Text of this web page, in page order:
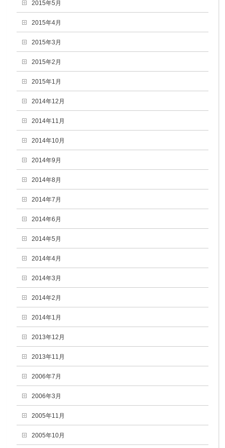
2015年5月
2015年4月
2015年3月
2015年2月
2015年1月
2014年12月
2014年11月
2014年10月
2014年9月
2014年8月
2014年7月
2014年6月
2014年5月
2014年4月
2014年3月
2014年2月
2014年1月
2013年12月
2013年11月
2006年7月
2006年3月
2005年11月
2005年10月